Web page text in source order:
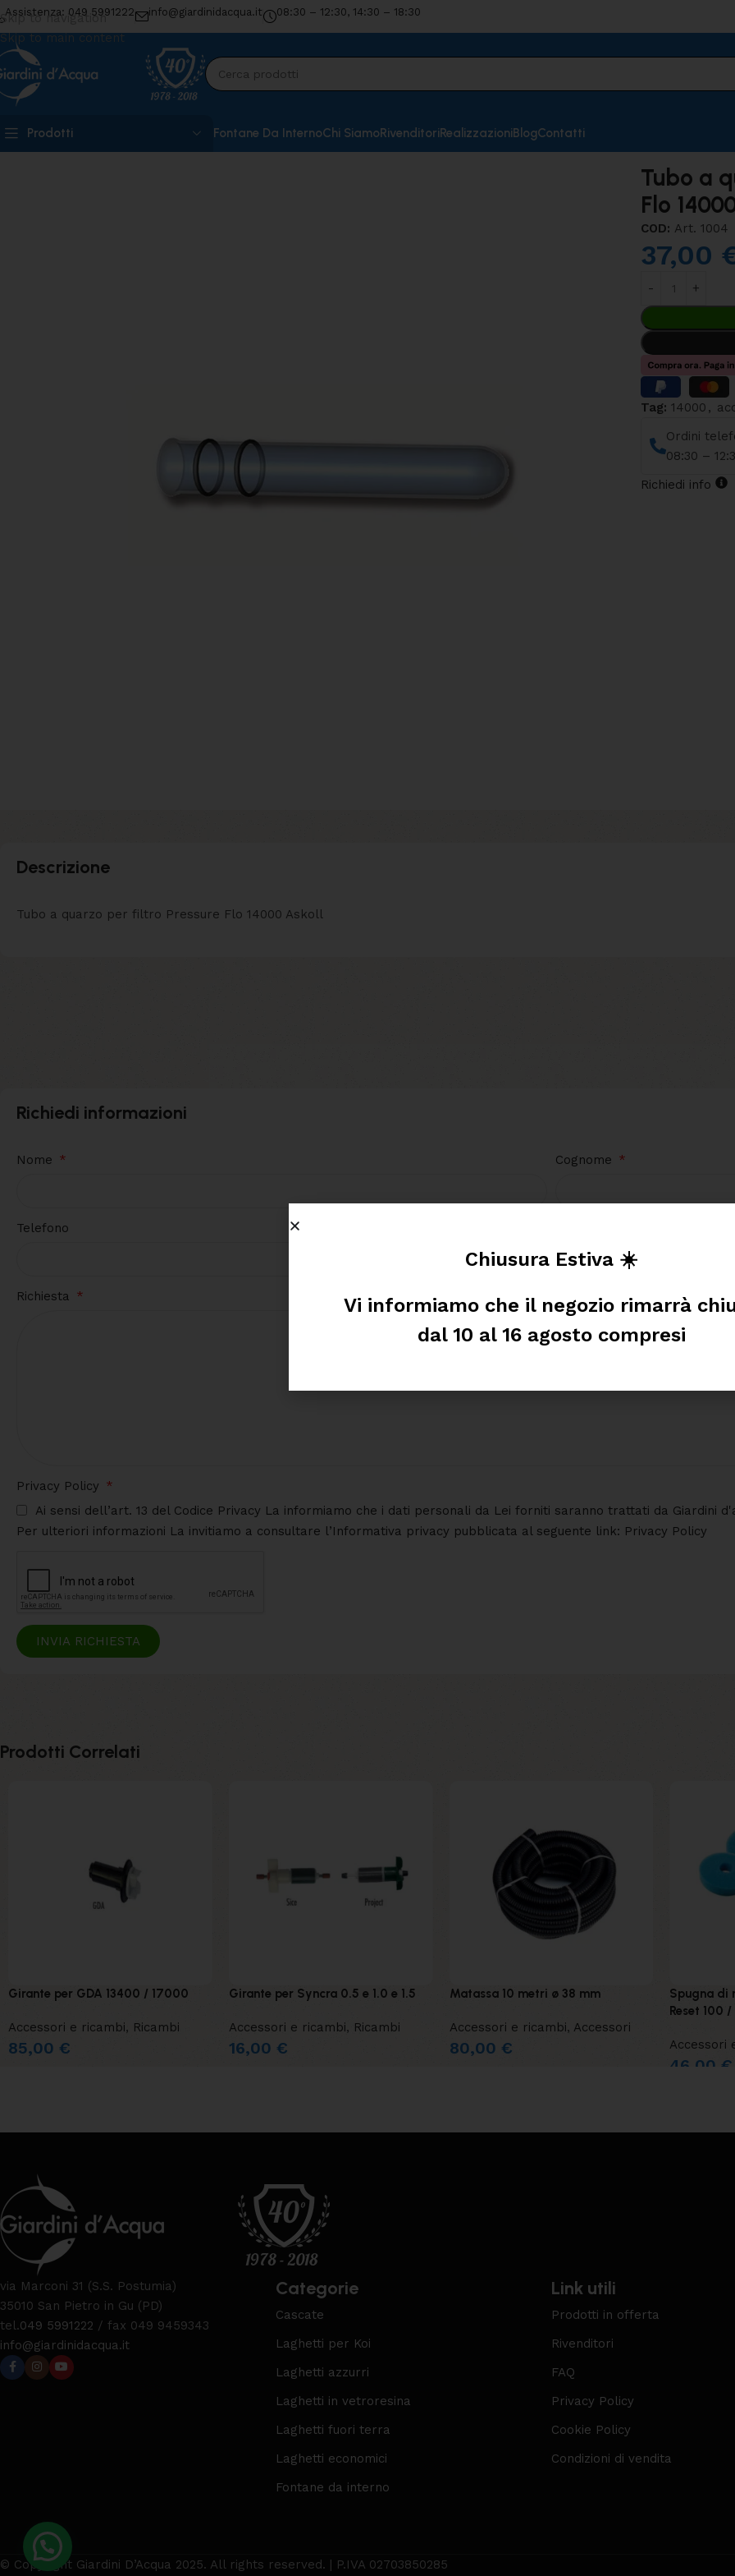
Skip to navigation
Skip to main content
Assistenza: 049 5991222 info@giardinidacqua.it 08:30 – 12:30, 14:30 – 18:30
Prodotti Fontane Da InternoChi SiamoRivenditoriRealizzazioniBlogContatti
Tubo a
Flo
COD: Art. 1004
37,00
Tag: 14000 ,
Ordini
08:30 –
Richiedi info
Descrizione
Tubo a quarzo per filtro Pressure Flo 14000 Askoll
Richiedi informazioni
Nome Cognome
Telefono
Richiesta
Privacy Policy
Ai sensi dell’art. 13 del Codice Privacy La informiamo che i dati personali da Lei forniti saranno trattati da Giardini
Per ulteriori informazioni La invitiamo a consultare l’Informativa privacy pubblicata al seguente link: Privacy Policy
INVIA RICHIESTA
Prodotti Correlati
Girante per GDA 13400 / 17000
Accessori e ricambi, Ricambi
85,00 €
Girante per Syncra 0.5 e 1.0 e 1.5
Accessori e ricambi, Ricambi
16,00 €
Matassa 10 metri ø 38 mm
Accessori e ricambi, Accessori
80,00 €
Spugna di
Reset 100
Accessori
46,00€
via Marconi 31 (S.S. Postumia)
35010 San Pietro in Gu (PD)
tel.049 5991222 / fax 049 9459343
info@giardinidacqua.it
Categorie
Cascate
Laghetti per Koi
Laghetti azzurri
Laghetti in vetroresina
Laghetti fuori terra
Laghetti economici
Fontane da interno
Link utili
Prodotti in offerta
Rivenditori
FAQ
Privacy Policy
Cookie Policy
Condizioni di vendita
© Copyright Giardini D’Acqua 2025. All rights reserved. | P.IVA 02703850285
Chiusura Estiva ☀️
Vi informiamo che il negozio rimarrà
dal 10 al 16 agosto compresi